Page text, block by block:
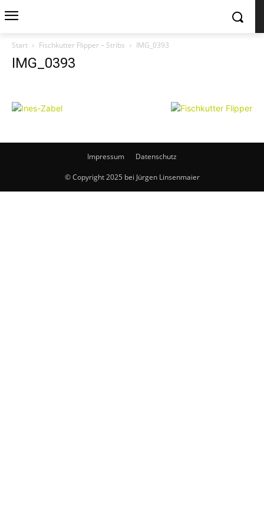
Start Fischkutter Flipper – Stribs IMG_0393
IMG_0393
Impressum Datenschutz
© Copyright 2025 bei Jürgen Linsenmaier